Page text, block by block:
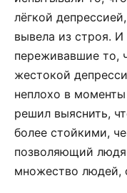
лёгкой
вывела из строя.
переживавшие то,
жестокой
неплохо в
решил выяснить,
более стойкими,
позволяющий
множество людей,